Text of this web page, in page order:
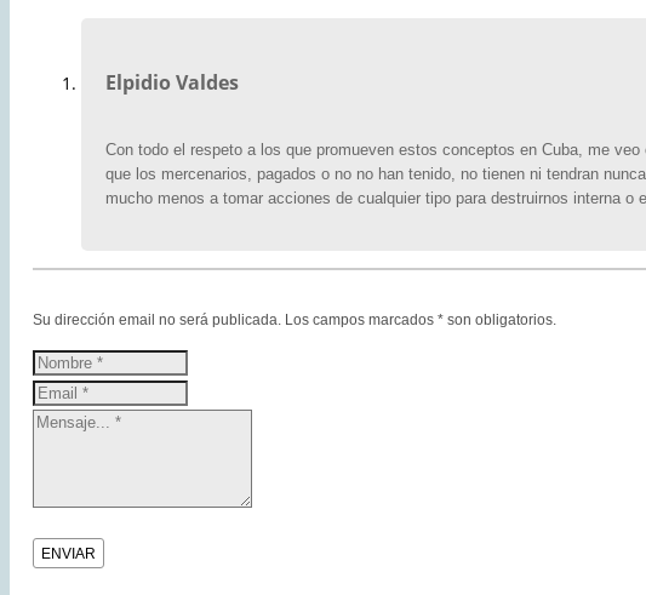
Elpidio Valdes
Con todo el respeto a los que promueven estos conceptos en Cuba, me
que los mercenarios, pagados o no no han tenido, no tienen ni tendran
mucho menos a tomar acciones de cualquier tipo para destruirnos interna o
Su dirección email no será publicada. Los campos marcados * son obligatorios.